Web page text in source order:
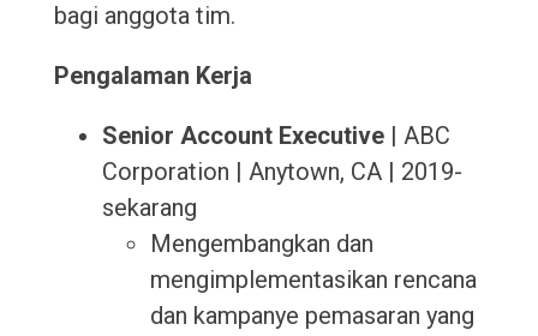
bagi anggota tim.
Pengalaman Kerja
Senior Account Executive| ABC
Corporation | Anytown, CA | 2019-
sekarang
Mengembangkan dan
mengimplementasikan rencana
dan kampanye pemasaran yang